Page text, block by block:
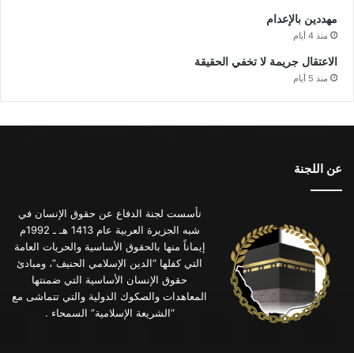
مهددين بالإعدام
منذ 4 أيام
الاعتقال جريمة لا تخفي الحقيقة
منذ 5 أيام
عن اللجنة
تأسست لجنة الدفاع عن حقوق الإنسان في
شبه الجزيرة العربية عام 1413 هـ ـ 1992م
إيماناً منها بالحقوق الأساسية والحريات العامة
التي كفلها “الدين الإسلامي الحنيف”، ومبادئ
حقوق الإنسان الأساسية التي ضمنتها
المعاهدات والصكوك الدولية والتي تتماشى مع
“الشريعة الإسلامية” السمحاء .